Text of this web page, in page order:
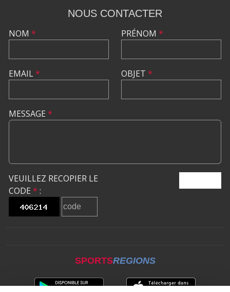
NOUS CONTACTER
NOM *
EMAIL*
PRÉNOM *
OBJET *
MESSAGE *
VEUILLEZ RECOPIER LE
CODE * :
SPORTSREGIONS